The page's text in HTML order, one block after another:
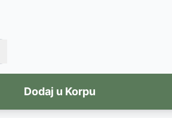
Dodaj u Korpu